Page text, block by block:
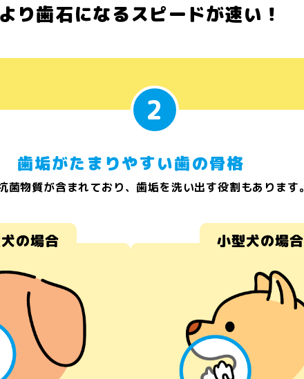
り歯石になるスピードが速い！
2
歯垢がたまりやすい歯の骨格
菌物質が含まれており、歯垢を洗い出す役割もあります。
の場合 小型犬の場合